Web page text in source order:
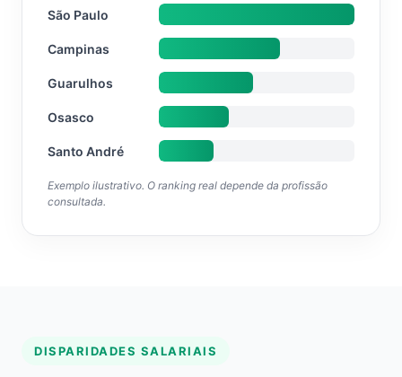
São Paulo
Campinas
Guarulhos
Osasco
Santo André
Exemplo ilustrativo. O ranking real depende da profissão
consultada.
DISPARIDADES SALARIAIS